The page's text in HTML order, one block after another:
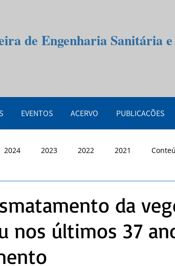
de Engenharia Sanitária
EVENTOS ACERVO PUBLICAÇÕES
2024 2023 2022 2021
da
nos últimos 37